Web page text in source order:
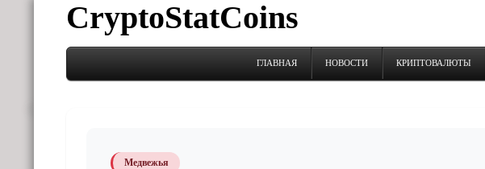
CryptoStatCoins
ГЛАВНАЯ НОВОСТИ КРИПТОВАЛЮТЫ
Медвежья